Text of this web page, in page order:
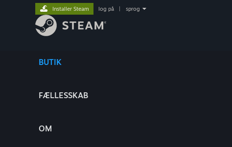
BUTIK
FÆLLESSKAB
OM
Installer Steam log på sprog